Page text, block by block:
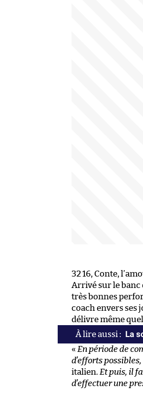
32 16, Conte,
Arrivé sur le banc
très bonnes
coach envers ses
délivre même
La
« En période de
d’efforts
italien. Et puis, il
d’effectuer une